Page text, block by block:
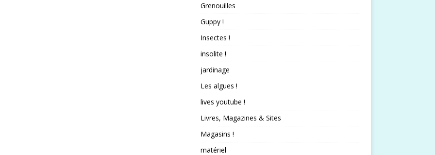
Grenouilles
Guppy !
Insectes !
insolite !
jardinage
Les algues !
lives youtube !
Livres, Magazines & Sites
Magasins !
matériel